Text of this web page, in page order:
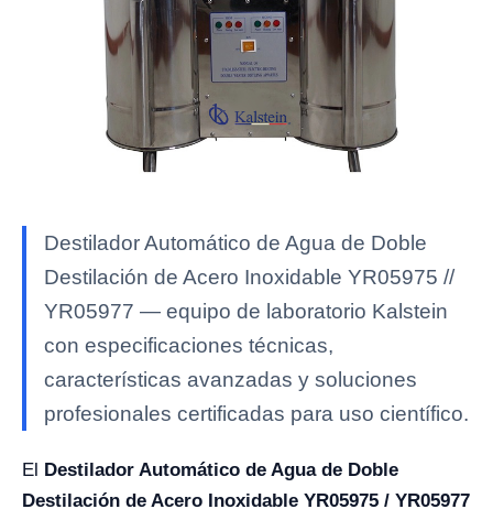
Destilador Automático de Agua de Doble
Destilación de Acero Inoxidable YR05975 //
YR05977 — equipo de laboratorio Kalstein
con especificaciones técnicas,
características avanzadas y soluciones
profesionales certificadas para uso científico.
El Destilador Automático de Agua de Doble
Destilación de Acero Inoxidable YR05975 / YR05977